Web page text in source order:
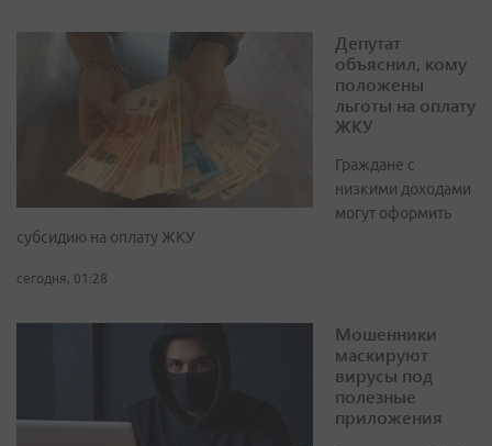
Депутат
объяснил, кому
положены
льготы на оплату
ЖКУ
Граждане с
низкими доходами
могут оформить
субсидию на оплату ЖКУ
сегодня, 01:28
Мошенники
маскируют
вирусы под
полезные
приложения